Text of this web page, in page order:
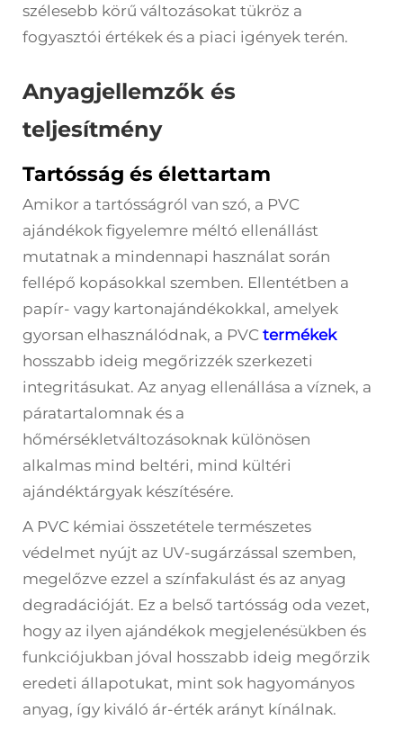
szélesebb körű változásokat tükröz a
fogyasztói értékek és a piaci igények terén.
Anyagjellemzők és
teljesítmény
Tartósság és élettartam
Amikor a tartósságról van szó, a PVC
ajándékok figyelemre méltó ellenállást
mutatnak a mindennapi használat során
fellépő kopásokkal szemben. Ellentétben a
papír- vagy kartonajándékokkal, amelyek
gyorsan elhasználódnak, a PVC termékek
hosszabb ideig megőrizzék szerkezeti
integritásukat. Az anyag ellenállása a víznek, a
páratartalomnak és a
hőmérsékletváltozásoknak különösen
alkalmas mind beltéri, mind kültéri
ajándéktárgyak készítésére.
A PVC kémiai összetétele természetes
védelmet nyújt az UV-sugárzással szemben,
megelőzve ezzel a színfakulást és az anyag
degradációját. Ez a belső tartósság oda vezet,
hogy az ilyen ajándékok megjelenésükben és
funkciójukban jóval hosszabb ideig megőrzik
eredeti állapotukat, mint sok hagyományos
anyag, így kiváló ár-érték arányt kínálnak.